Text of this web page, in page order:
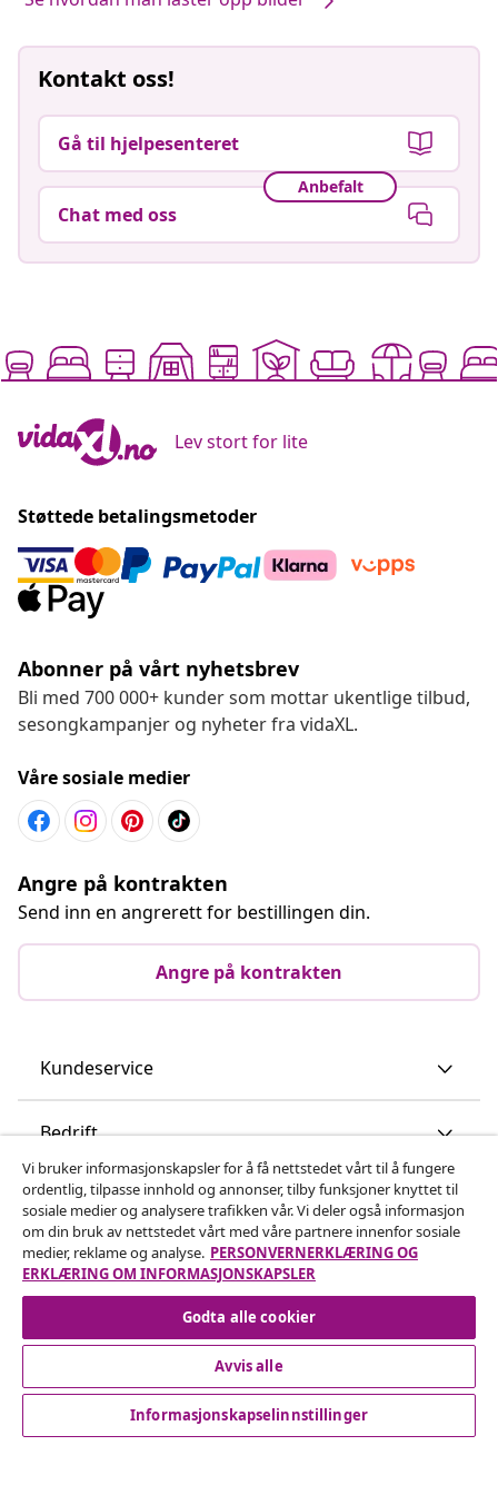
Kontakt oss!
Gå til hjelpesenteret
Anbefalt
Chat med oss
Lev stort for lite
Støttede betalingsmetoder
Abonner på vårt nyhetsbrev
Bli med 700 000+ kunder som mottar ukentlige tilbud,
sesongkampanjer og nyheter fra vidaXL.
Våre sosiale medier
Angre på kontrakten
Send inn en angrerett for bestillingen din.
Angre på kontrakten
Kundeservice
Bedrift
vidaXL
Oppdag mer
© 2008-2026 vidaXL www.vidaxl.no er et nettsted av vidaXL
Vi bruker informasjonskapsler for å få nettstedet vårt til å fungere
ordentlig, tilpasse innhold og annonser, tilby funksjoner knyttet til
sosiale medier og analysere trafikken vår. Vi deler også informasjon
om din bruk av nettstedet vårt med våre partnere innenfor sosiale
medier, reklame og analyse. PERSONVERNERKLÆRING OG
ERKLÆRING OM INFORMASJONSKAPSLER
Godta alle cookier
Avvis alle
Informasjonskapselinnstillinger